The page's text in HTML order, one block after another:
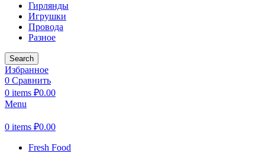
Гирлянды
Игрушки
Провода
Разное
Search
Избранное
0 Сравнить
0 items ₽0.00
Menu
0 items ₽0.00
Fresh Food